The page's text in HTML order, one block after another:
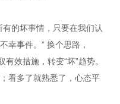
的坏事情，只要在我们认
幸事件。” 换个思路，
效措施，转变“坏”趋势。
看多了就熟悉了，心态平